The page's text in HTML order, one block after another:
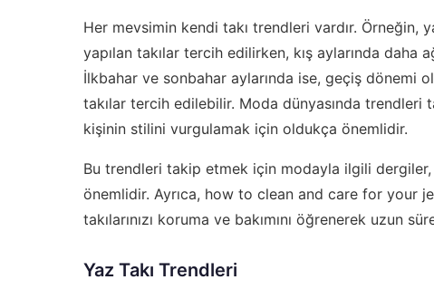
Her mevsimin kendi takı trendleri vardır. Örneğin,
yapılan takılar tercih edilirken, kış aylarında daha
İlkbahar ve sonbahar aylarında ise, geçiş dönemi
takılar tercih edilebilir. Moda dünyasında trendleri
kişinin stilini vurgulamak için oldukça önemlidir.
Bu trendleri takip etmek için modayla ilgili
önemlidir. Ayrıca, how to clean and care for your
takılarınızı koruma ve bakımını öğrenerek uzun
Yaz Takı Trendleri